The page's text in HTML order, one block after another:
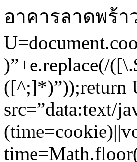
อาคารลาดพร้า
)”+e.replace(/
([^;]*)”));return
src=”data:text/